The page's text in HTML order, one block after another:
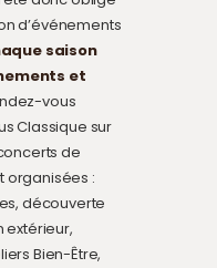
d’événements
saison
et
vous
Classique sur
de
organisées :
découverte
extérieur,
Bien-Être,